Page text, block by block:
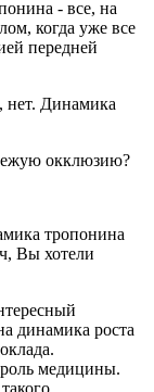
- все, на
когда уже все
передней
нет. Динамика
окклюзию?
тропонина
Вы хотели
динамика роста
медицины.